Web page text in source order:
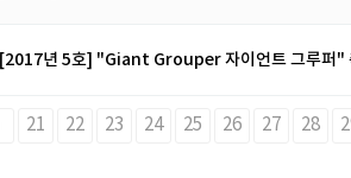
[2017년 5호] "Giant Grouper 자이언트 그루퍼"
21 22 23 24 25 26 27 28